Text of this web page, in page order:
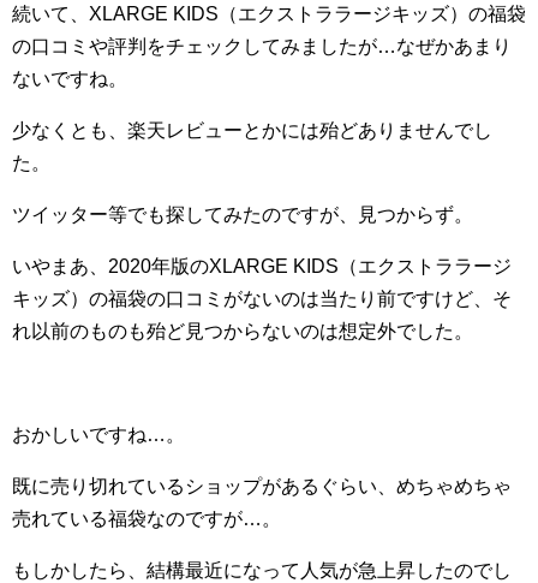
続いて、XLARGE KIDS（エクストララージキッズ）の福袋
の口コミや評判をチェックしてみましたが…なぜかあまり
ないですね。
少なくとも、楽天レビューとかには殆どありませんでし
た。
ツイッター等でも探してみたのですが、見つからず。
いやまあ、2020年版のXLARGE KIDS（エクストララージ
キッズ）の福袋の口コミがないのは当たり前ですけど、そ
れ以前のものも殆ど見つからないのは想定外でした。
おかしいですね…。
既に売り切れているショップがあるぐらい、めちゃめちゃ
売れている福袋なのですが…。
もしかしたら、結構最近になって人気が急上昇したのでし